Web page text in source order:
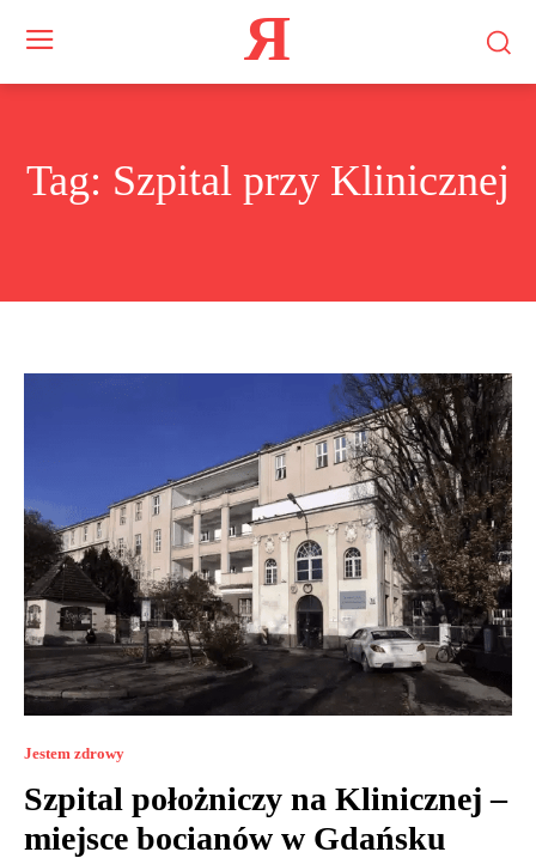
Я
Tag: Szpital przy Klinicznej
Jestem zdrowy
Szpital położniczy na Klinicznej –
miejsce bocianów w Gdańsku